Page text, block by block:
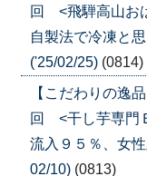
回 <飛騨高山お
自製法で冷凍と
('25/02/25) (0814)
【こだわりの逸
回 <干し芋専門
流入９５％、女
02/10) (0813)